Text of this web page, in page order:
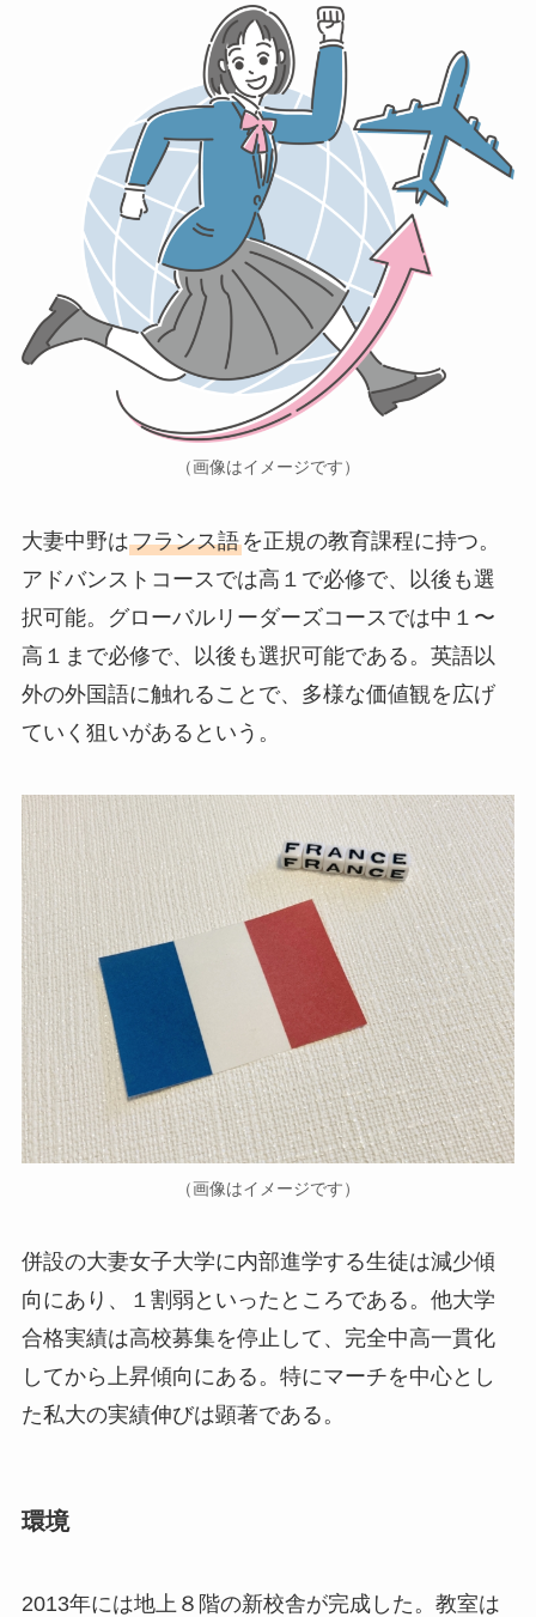
（画像はイメージです）
大妻中野はフランス語を正規の教育課程に持つ。
アドバンストコースでは高１で必修で、以後も選
択可能。グローバルリーダーズコースでは中１〜
高１まで必修で、以後も選択可能である。英語以
外の外国語に触れることで、多様な価値観を広げ
ていく狙いがあるという。
（画像はイメージです）
併設の大妻女子大学に内部進学する生徒は減少傾
向にあり、１割弱といったところである。他大学
合格実績は高校募集を停止して、完全中高一貫化
してから上昇傾向にある。特にマーチを中心とし
た私大の実績伸びは顕著である。
環境
2013年には地上８階の新校舎が完成した。教室は